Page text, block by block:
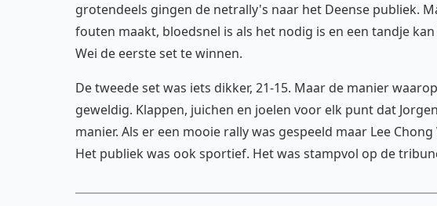
grotendeels gingen de netrally's naar het Deense publiek.
fouten maakt, bloedsnel is als het nodig is en een tandje
Wei de eerste set te winnen.
De tweede set was iets dikker, 21-15. Maar de manier
geweldig. Klappen, juichen en joelen voor elk punt dat
manier. Als er een mooie rally was gespeeld maar Lee
Het publiek was ook sportief. Het was stampvol op de